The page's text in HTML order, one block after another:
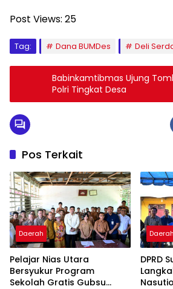
Post Views: 25
Tag: Dana BUMDes Deli
Babinkamtibmas Ujung
Polri Tingkat Desa
Pos Terkait
Daerah
Pelajar Nias Utara
Bersyukur Program
Sekolah Gratis Gubsu
Daerah
DPRD